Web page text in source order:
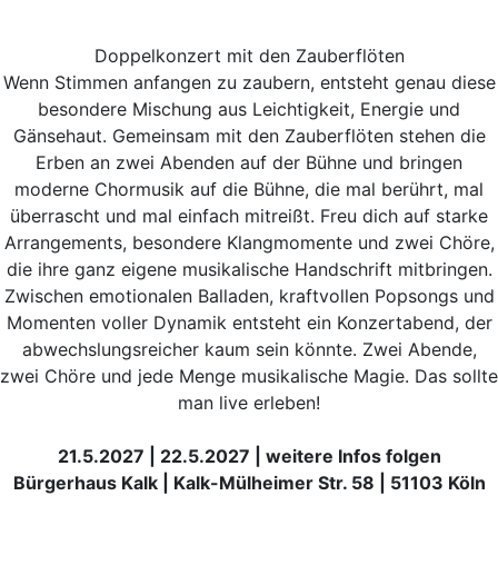
Doppelkonzert mit den Zauberflöten
Wenn Stimmen anfangen zu zaubern, entsteht genau diese
besondere Mischung aus Leichtigkeit, Energie und
Gänsehaut. Gemeinsam mit den Zauberflöten stehen die
Erben an zwei Abenden auf der Bühne und bringen
moderne Chormusik auf die Bühne, die mal berührt, mal
überrascht und mal einfach mitreißt. Freu dich auf starke
Arrangements, besondere Klangmomente und zwei Chöre,
die ihre ganz eigene musikalische Handschrift mitbringen.
Zwischen emotionalen Balladen, kraftvollen Popsongs und
Momenten voller Dynamik entsteht ein Konzertabend, der
abwechslungsreicher kaum sein könnte. Zwei Abende,
zwei Chöre und jede Menge musikalische Magie. Das sollte
man live erleben!
21.5.2027 | 22.5.2027 | weitere Infos folgen
Bürgerhaus Kalk | Kalk-Mülheimer Str. 58 | 51103 Köln